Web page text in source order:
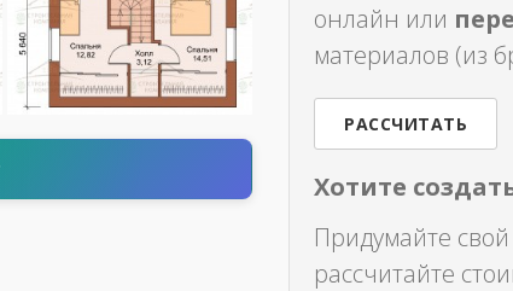
онлайн или
материалов (из
РАССЧИТАТЬ
Хотите
Придумайте
рассчитайте